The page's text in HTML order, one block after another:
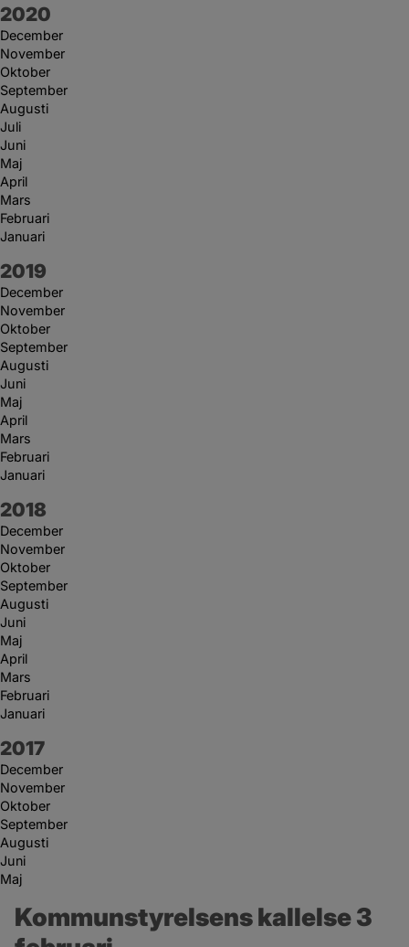
År:
2020
December
November
Oktober
September
Augusti
Juli
Juni
Maj
April
Mars
Februari
Januari
År:
2019
December
November
Oktober
September
Augusti
Juni
Maj
April
Mars
Februari
Januari
År:
2018
December
November
Oktober
September
Augusti
Juni
Maj
April
Mars
Februari
Januari
År:
2017
December
November
Oktober
September
Augusti
Juni
Maj
Kommunstyrelsens kallelse 3